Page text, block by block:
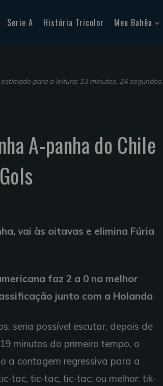
Serie A História Tricolor Meu Bahêa
estimado para a leitura: 13 minutos, 24 segundos.
A-panha do Chile
vai às oitavas e elimina Fúria
faz 2 a 0 na melhor
junto com a Holanda
seria possível escutar, depois de
minutos do primeiro tempo, o
a contagem regressiva para a
tac, tic-tac, tic-tac; ou melhor: tik-